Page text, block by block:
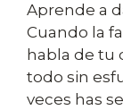
Aprende a
Cuando la
habla de tu
todo sin
veces has